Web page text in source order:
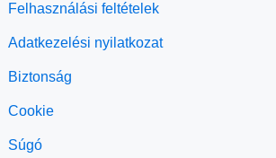
Felhasználási feltételek
Adatkezelési nyilatkozat
Biztonság
Cookie
Súgó